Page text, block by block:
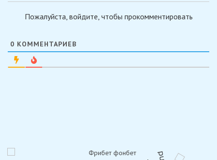
Пожалуйста, войдите, чтобы прокомментировать
0 КОММЕНТАРИЕВ